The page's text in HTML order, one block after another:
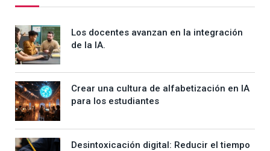
Los docentes avanzan en la integración
de la IA.
Crear una cultura de alfabetización en IA
para los estudiantes
Desintoxicación digital: Reducir el tiempo